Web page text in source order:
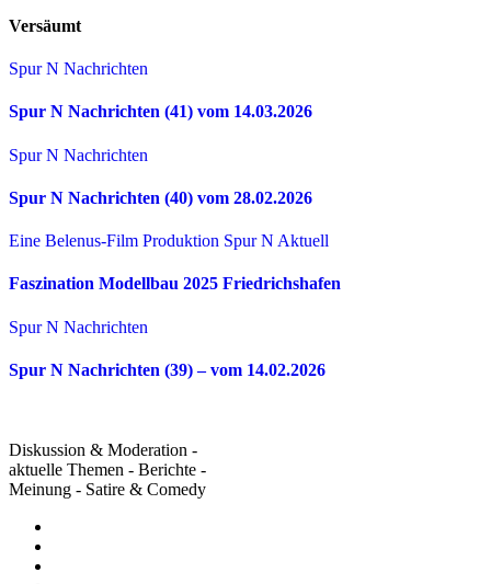
Versäumt
Spur N Nachrichten
Spur N Nachrichten (41) vom 14.03.2026
Spur N Nachrichten
Spur N Nachrichten (40) vom 28.02.2026
Eine Belenus-Film Produktion Spur N Aktuell
Faszination Modellbau 2025 Friedrichshafen
Spur N Nachrichten
Spur N Nachrichten (39) – vom 14.02.2026
Diskussion & Moderation -
aktuelle Themen - Berichte -
Meinung - Satire & Comedy